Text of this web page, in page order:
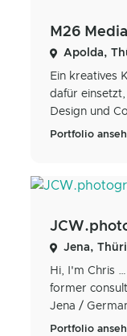
M26 Media
Apolda,
Ein kreatives
dafür
Design und
Portfolio
Jena,
Hi, I'm Chris
former
Jena /
Portfolio